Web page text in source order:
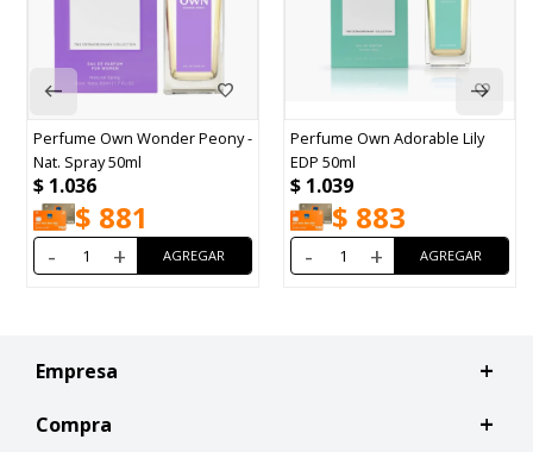
Perfume Own Wonder Peony -
Nat. Spray 50ml
$ 1.036
$ 881
- +
Perfume Own Adorable Lily
EDP 50ml
$ 1.039
$ 883
- +
Empresa
Compra